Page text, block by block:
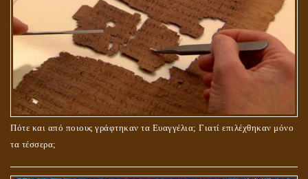
Πότε και από ποιους γράφτηκαν τα Ευαγγέλια; Γιατί επιλέχθηκαν μόνο
τα τέσσερα;
ΤΟ ΣΗΜΕΙΟ ΤΟΥ ΣΤΑΥΡΟΥ